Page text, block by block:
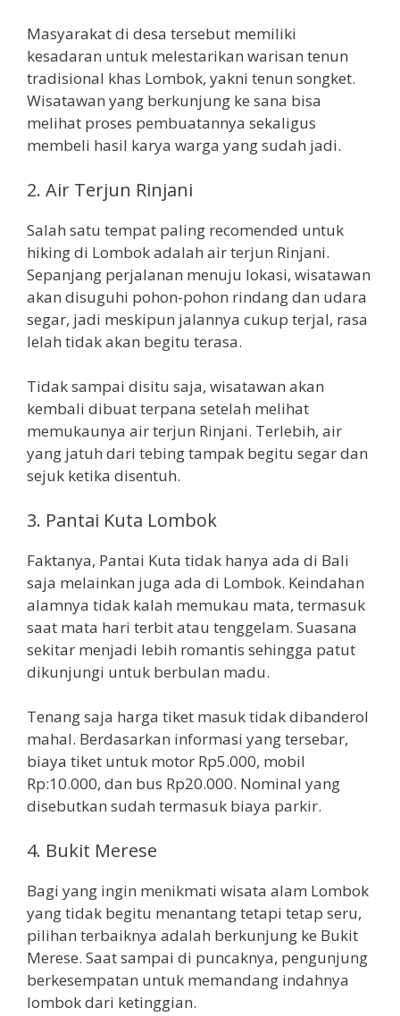
Masyarakat di desa tersebut memiliki
kesadaran untuk melestarikan warisan tenun
tradisional khas Lombok, yakni tenun songket.
Wisatawan yang berkunjung ke sana bisa
melihat proses pembuatannya sekaligus
membeli hasil karya warga yang sudah jadi.
2. Air Terjun Rinjani
Salah satu tempat paling recomended untuk
hiking di Lombok adalah air terjun Rinjani.
Sepanjang perjalanan menuju lokasi, wisatawan
akan disuguhi pohon-pohon rindang dan udara
segar, jadi meskipun jalannya cukup terjal, rasa
lelah tidak akan begitu terasa.
Tidak sampai disitu saja, wisatawan akan
kembali dibuat terpana setelah melihat
memukaunya air terjun Rinjani. Terlebih, air
yang jatuh dari tebing tampak begitu segar dan
sejuk ketika disentuh.
3. Pantai Kuta Lombok
Faktanya, Pantai Kuta tidak hanya ada di Bali
saja melainkan juga ada di Lombok. Keindahan
alamnya tidak kalah memukau mata, termasuk
saat mata hari terbit atau tenggelam. Suasana
sekitar menjadi lebih romantis sehingga patut
dikunjungi untuk berbulan madu.
Tenang saja harga tiket masuk tidak dibanderol
mahal. Berdasarkan informasi yang tersebar,
biaya tiket untuk motor Rp5.000, mobil
Rp:10.000, dan bus Rp20.000. Nominal yang
disebutkan sudah termasuk biaya parkir.
4. Bukit Merese
Bagi yang ingin menikmati wisata alam Lombok
yang tidak begitu menantang tetapi tetap seru,
pilihan terbaiknya adalah berkunjung ke Bukit
Merese. Saat sampai di puncaknya, pengunjung
berkesempatan untuk memandang indahnya
lombok dari ketinggian.